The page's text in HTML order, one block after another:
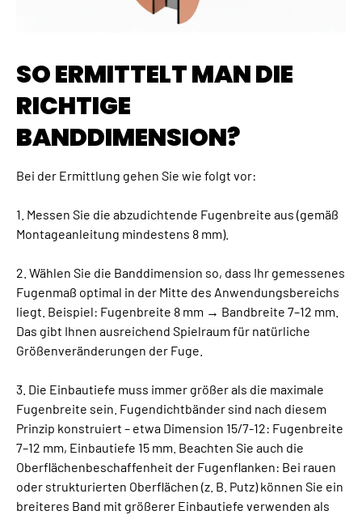
SO ERMITTELT MAN DIE
RICHTIGE
BANDDIMENSION?
Bei der Ermittlung gehen Sie wie folgt vor:
1. Messen Sie die abzudichtende Fugenbreite aus (gemäß
Montageanleitung mindestens 8 mm).
2. Wählen Sie die Banddimension so, dass Ihr gemessenes
Fugenmaß optimal in der Mitte des Anwendungsbereichs
liegt. Beispiel: Fugenbreite 8 mm → Bandbreite 7–12 mm.
Das gibt Ihnen ausreichend Spielraum für natürliche
Größenveränderungen der Fuge.
3. Die Einbautiefe muss immer größer als die maximale
Fugenbreite sein. Fugendichtbänder sind nach diesem
Prinzip konstruiert – etwa Dimension 15/7-12: Fugenbreite
7–12 mm, Einbautiefe 15 mm. Beachten Sie auch die
Oberflächenbeschaffenheit der Fugenflanken: Bei rauen
oder strukturierten Oberflächen (z. B. Putz) können Sie ein
breiteres Band mit größerer Einbautiefe verwenden als